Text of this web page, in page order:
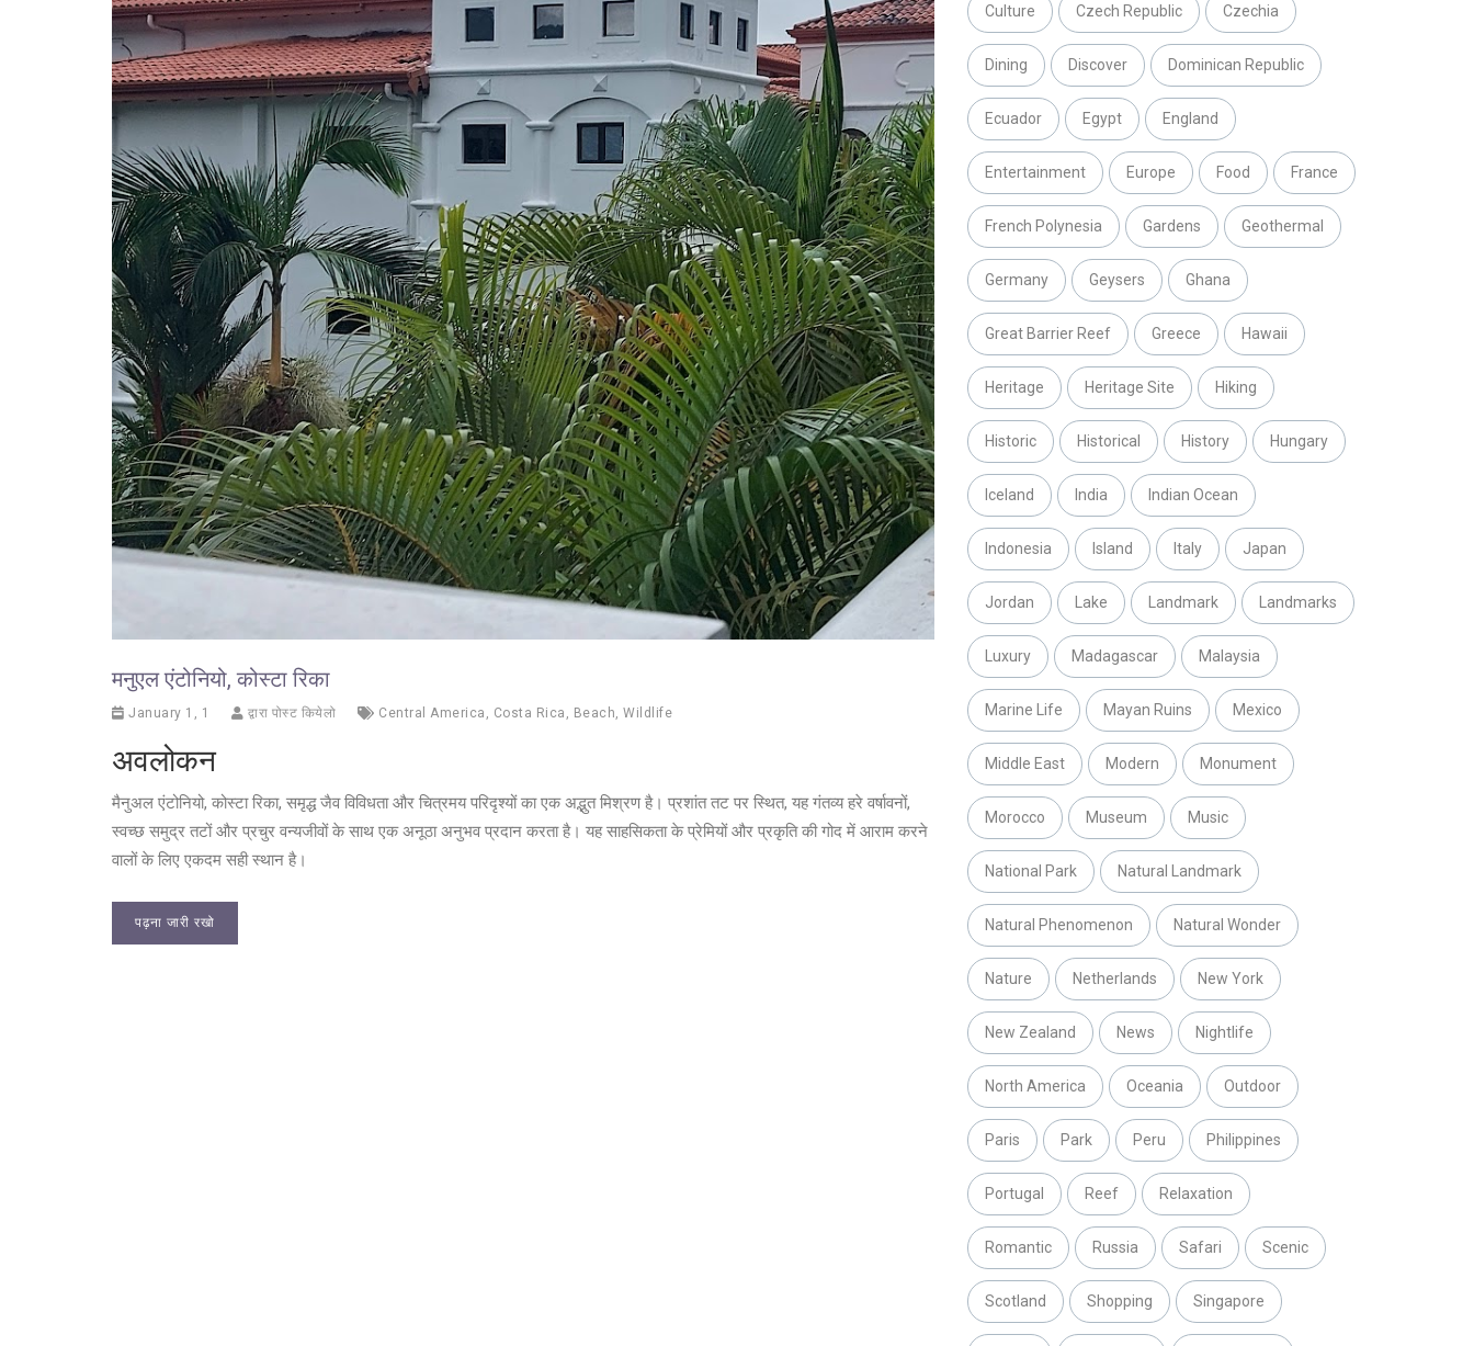
मनुएल एंटोनियो, कोस्टा रिका
January 1, 1 द्वारा पोस्ट कियेलो Central America Costa Rica Beach Wildlife
अवलोकन
मैनुअल एंटोनियो, कोस्टा रिका, समृद्ध जैव विविधता और चित्रमय परिदृश्यों का एक अद्भुत मिश्रण है। प्रशांत तट पर स्थित, यह गंतव्य हरे वर्षावनों,
स्वच्छ समुद्र तटों और प्रचुर वन्यजीवों के साथ एक अनूठा अनुभव प्रदान करता है। यह साहसिकता के प्रेमियों और प्रकृति की गोद में आराम करने
वालों के लिए एकदम सही स्थान है।
पढ़ना जारी रखो
Culture Czech Republic Czechia
Dining Discover Dominican Republic
Ecuador Egypt England
Entertainment Europe Food France
French Polynesia Gardens Geothermal
Germany Geysers Ghana
Great Barrier Reef Greece Hawaii
Heritage Heritage Site Hiking
Historic Historical History Hungary
Iceland India Indian Ocean
Indonesia Island Italy Japan
Jordan Lake Landmark Landmarks
Luxury Madagascar Malaysia
Marine Life Mayan Ruins Mexico
Middle East Modern Monument
Morocco Museum Music
National Park Natural Landmark
Natural Phenomenon Natural Wonder
Nature Netherlands New York
New Zealand News Nightlife
North America Oceania Outdoor
Paris Park Peru Philippines
Portugal Reef Relaxation
Romantic Russia Safari Scenic
Scotland Shopping Singapore